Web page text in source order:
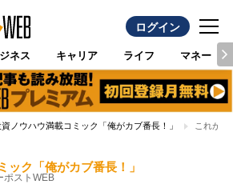
ログイン
ネス キャリア ライフ マネー
資ノウハウ満載コミック「俺がカブ番長！」 これが
ック「俺がカブ番長！」
ポストWEB